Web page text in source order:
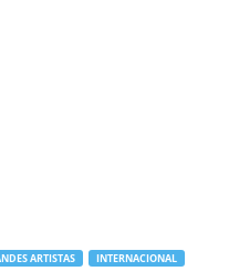
ARTISTAS INTERNACIONAL